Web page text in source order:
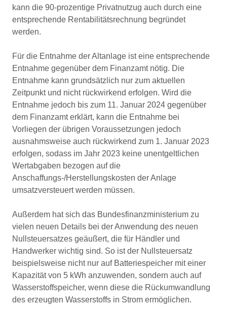
kann die 90-prozentige Privatnutzug auch durch eine
entsprechende Rentabilitätsrechnung begründet
werden.
Für die Entnahme der Altanlage ist eine entsprechende
Entnahme gegenüber dem Finanzamt nötig. Die
Entnahme kann grundsätzlich nur zum aktuellen
Zeitpunkt und nicht rückwirkend erfolgen. Wird die
Entnahme jedoch bis zum 11. Januar 2024 gegenüber
dem Finanzamt erklärt, kann die Entnahme bei
Vorliegen der übrigen Voraussetzungen jedoch
ausnahmsweise auch rückwirkend zum 1. Januar 2023
erfolgen, sodass im Jahr 2023 keine unentgeltlichen
Wertabgaben bezogen auf die
Anschaffungs-/Herstellungskosten der Anlage
umsatzversteuert werden müssen.
Außerdem hat sich das Bundesfinanzministerium zu
vielen neuen Details bei der Anwendung des neuen
Nullsteuersatzes geäußert, die für Händler und
Handwerker wichtig sind. So ist der Nullsteuersatz
beispielsweise nicht nur auf Batteriespeicher mit einer
Kapazität von 5 kWh anzuwenden, sondern auch auf
Wasserstoffspeicher, wenn diese die Rückumwandlung
des erzeugten Wasserstoffs in Strom ermöglichen.